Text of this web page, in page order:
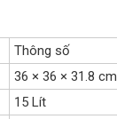
Thông số
36 × 36 × 31.8 cm
15 Lít